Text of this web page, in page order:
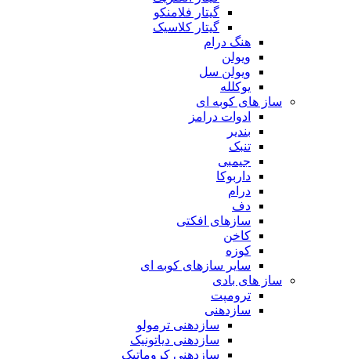
گیتار فلامنکو
گیتار کلاسیک
هنگ درام
ویولن
ویولن سل
یوکلله
ساز های کوبه ای
ادوات درامز
بندیر
تنبک
جیمبی
داربوکا
درام
دف
سازهای افکتی
کاخن
کوزه
سایر سازهای کوبه ای
ساز های بادی
ترومپت
سازدهنی
سازدهنی ترمولو
سازدهنی دیاتونیک
سازدهنی کروماتیک